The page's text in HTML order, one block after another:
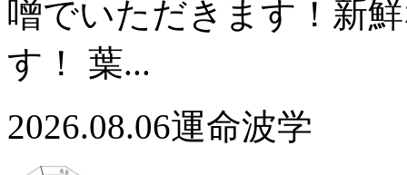
噌でいただきます！新
す！ 葉...
2026.08.06運命波学